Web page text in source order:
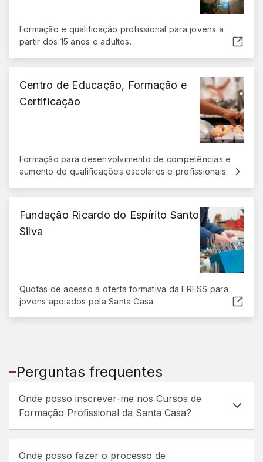
Formação e qualificação profissional para jovens a
partir dos 15 anos e adultos.
Centro de Educação, Formação e
Certificação
Formação para desenvolvimento de competências e
aumento de qualificações escolares e profissionais.
Fundação Ricardo do Espírito Santo
Silva
Quotas de acesso à oferta formativa da FRESS para
jovens apoiados pela Santa Casa.
Perguntas frequentes
Onde posso inscrever-me nos Cursos de
Formação Profissional da Santa Casa?
Onde posso fazer o processo de